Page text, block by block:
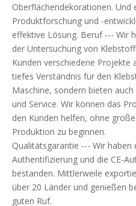
Oberflächendekorationen. Und
Produktforschung und -
effektive Lösung. Beruf --- Wir
der Untersuchung von
Kunden verschiedene Projekte
tiefes Verständnis für den
Maschine, sondern bieten
und Service. Wir können das
den Kunden helfen, ohne
Produktion zu beginnen.
Qualitätsgarantie --- Wir haben
Authentifizierung und die CE-
bestanden. Mittlerweile
über 20 Länder und genießen
guten Ruf.